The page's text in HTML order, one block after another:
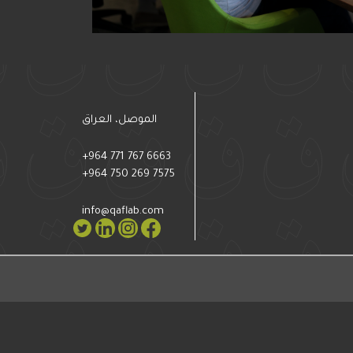
الموصل، العراق
+964 771 767 6663
+964 750 269 7575
info@qaflab.com